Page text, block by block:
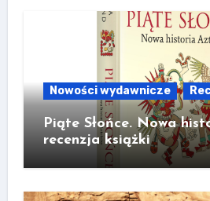
Nowości wydawnicze
Piąte Słońce. Nowa
recenzja książki